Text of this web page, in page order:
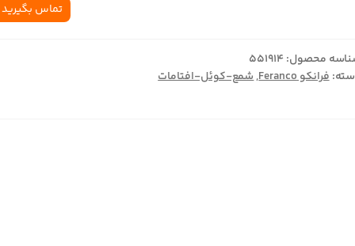
تماس بگیرید
محصول: 551914
فرانکو Feranco ,شمع-کوئل-افتامات